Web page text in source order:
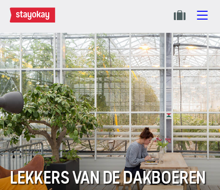
LEKKERS VAN DE DAKBOEREN